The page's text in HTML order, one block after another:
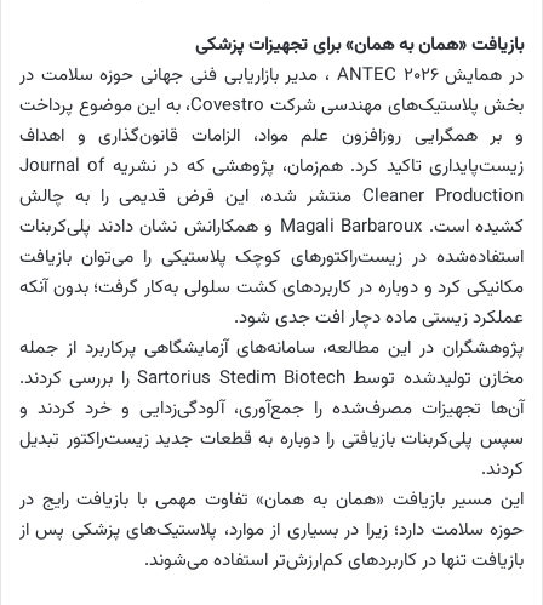
بازیافت «همان به همان» برای تجهیزات پزشکی
در همایش ANTEC 2026 ، مدیر بازاریابی فنی جهانی حوزه سلامت در
بخش پلاستیک‌های مهندسی شرکت Covestro، به این موضوع پرداخت
و بر همگرایی روزافزون علم مواد، الزامات قانون‌گذاری و اهداف
زیست‌پایداری تاکید کرد. هم‌زمان، پژوهشی که در نشریه Journal of
Cleaner Production منتشر شده، این فرض قدیمی را به چالش
کشیده است. Magali Barbaroux و همکارانش نشان دادند پلی‌کربنات‌
استفاده‌شده در زیست‌راکتورهای کوچک پلاستیکی را می‌توان بازیافت
مکانیکی کرد و دوباره در کاربردهای کشت سلولی به‌کار گرفت؛ بدون آنکه
عملکرد زیستی ماده دچار افت جدی شود.
پژوهشگران در این مطالعه، سامانه‌های آزمایشگاهی پرکاربرد از جمله
مخازن تولیدشده توسط Sartorius Stedim Biotech را بررسی کردند.
آن‌ها تجهیزات مصرف‌شده را جمع‌آوری، آلودگی‌زدایی و خرد کردند و
سپس پلی‌کربنات بازیافتی را دوباره به قطعات جدید زیست‌راکتور تبدیل
کردند.
این مسیر بازیافت «همان به همان» تفاوت مهمی با بازیافت رایج در
حوزه سلامت دارد؛ زیرا در بسیاری از موارد، پلاستیک‌های پزشکی پس از
بازیافت تنها در کاربردهای کم‌ارزش‌تر استفاده می‌شوند.